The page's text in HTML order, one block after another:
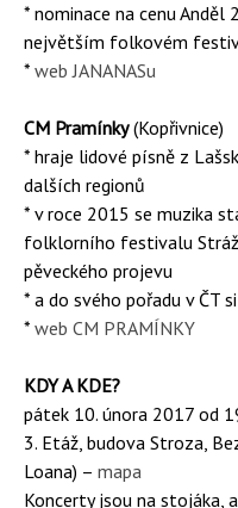
* nominace na cenu
největším folkovém
* web JANANASu
CM Pramínky(Kopřivnice)
* hraje lidové písně z
dalších regionů
* v roce 2015 se muzika
folklorního festivalu
pěveckého projevu
* a do svého pořadu v ČT
* web CM PRAMÍNKY
KDY A KDE?
pátek 10. února 2017 od
3. Etáž, budova Stroza,
Loana) – mapa
Koncerty jsou na stojáka,